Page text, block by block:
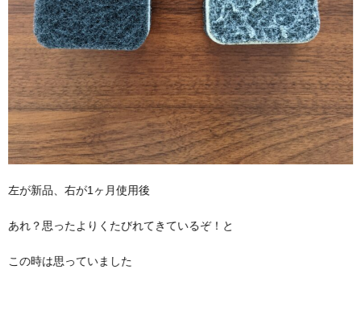
左が新品、右が1ヶ月使用後
あれ？思ったよりくたびれてきているぞ！と
この時は思っていました